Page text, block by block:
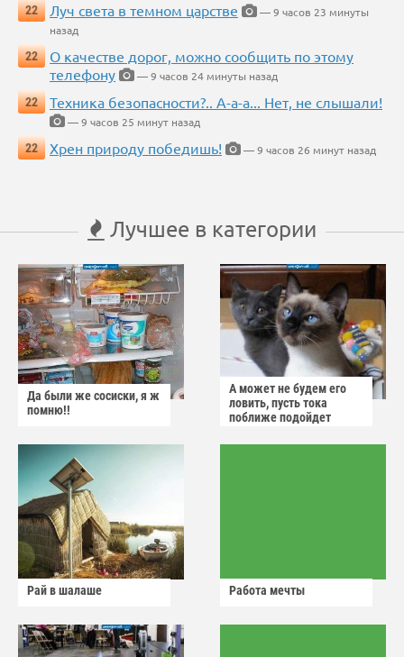
22
Луч света в темном царстве
— 9 часов 23 минуты
назад
22
О качестве дорог, можно сообщить по этому
телефону
— 9 часов 24 минуты назад
22
Техника безопасности?.. А-а-а... Нет, не слышали!
— 9 часов 25 минут назад
22
Хрен природу победишь! — 9 часов 26 минут назад
Лучшее в категории
Да были же сосиски, я ж
помню!!
А может не будем его
ловить, пусть тока
поближе подойдет
Рай в шалаше Работа мечты